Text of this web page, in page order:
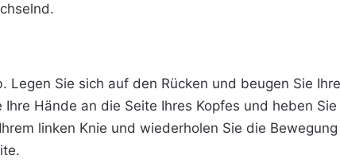
Sie sich auf den Rücken und beugen Sie Ihre
Hände an die Seite Ihres Kopfes und heben Sie
linken Knie und wiederholen Sie die